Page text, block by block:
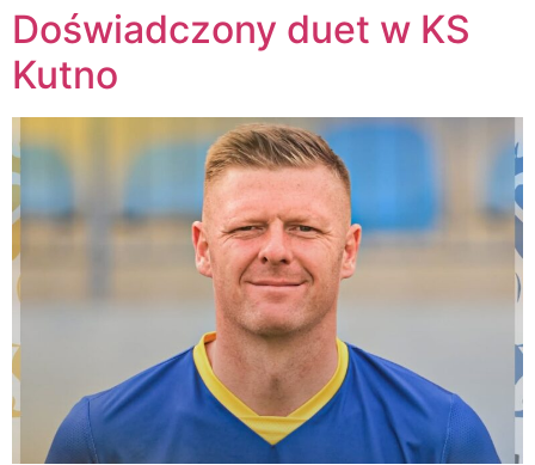
Doświadczony duet w KS
Kutno